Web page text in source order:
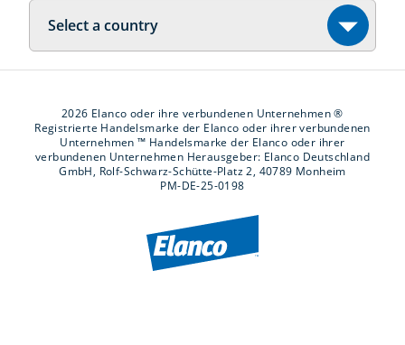
Select a country
2026 Elanco oder ihre verbundenen Unternehmen ®
Registrierte Handelsmarke der Elanco oder ihrer verbundenen
Unternehmen ™ Handelsmarke der Elanco oder ihrer
verbundenen Unternehmen Herausgeber: Elanco Deutschland
GmbH, Rolf-Schwarz-Schütte-Platz 2, 40789 Monheim
PM-DE-25-0198